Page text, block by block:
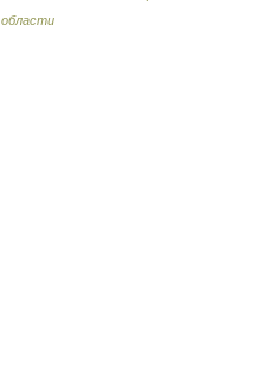
области